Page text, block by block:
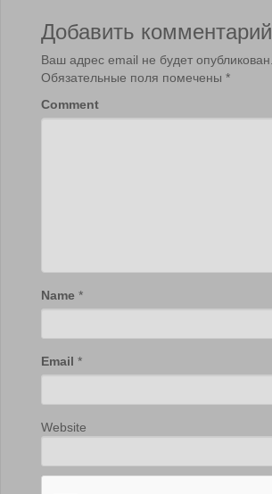
Добавить комментарий
Ваш адрес email не будет опубликован.
Обязательные поля помечены *
Comment
Name *
Email *
Website